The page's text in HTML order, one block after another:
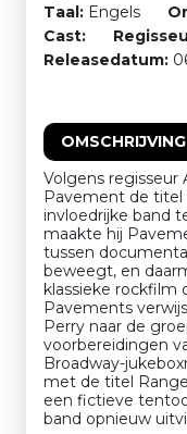
Taal: Engels
Cast:
Releasedatum:
OMSCHRIJVING
Volgens regisseur
Pavement de titel
invloedrijke band
maakte hij
tussen
beweegt, en
klassieke rockfilm
Pavements
Perry naar de
voorbereidingen
Broadway-
met de titel
een fictieve
band opnieuw